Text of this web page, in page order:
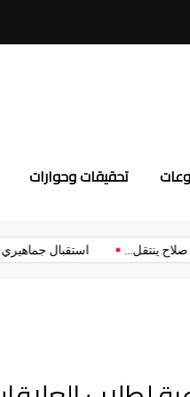
تحقيقات وحوارات
رسميًا.. محمد صلاح ينتقل...